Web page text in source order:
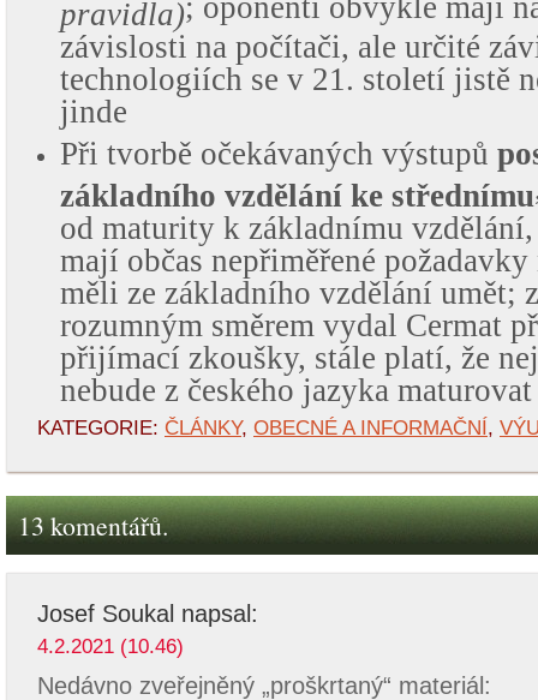
pravidla); oponenti obvykle mají
závislosti na počítači, ale určité
technologiích se v 21. století jistě
jinde
Při tvorbě očekávaných výstupů
základního vzdělání ke střednímu
od maturity k základnímu
mají občas nepřiměřené
měli ze základního vzdělání umět;
rozumným směrem vydal Cermat
přijímací zkoušky, stále platí, že
nebude z českého jazyka maturovat
KATEGORIE: ČLÁNKY, OBECNÉ A INFORMAČNÍ,
13 komentářů.
Josef Soukal napsal:
4.2.2021 (10.46)
Nedávno zveřejněný „proškrtaný“ materiál: